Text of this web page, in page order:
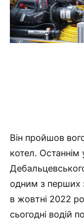
Він пройшов
котел. Останнім
одним з перших
в жовтні 2022
сьогодні водій